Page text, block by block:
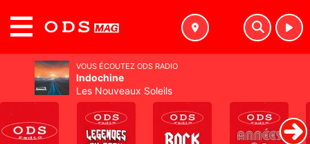
VOUS ÉCOUTEZ ODS RADIO
Indochine
Les Nouveaux Soleils